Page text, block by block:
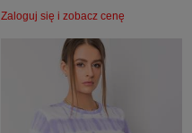
Zaloguj się i zobacz cenę